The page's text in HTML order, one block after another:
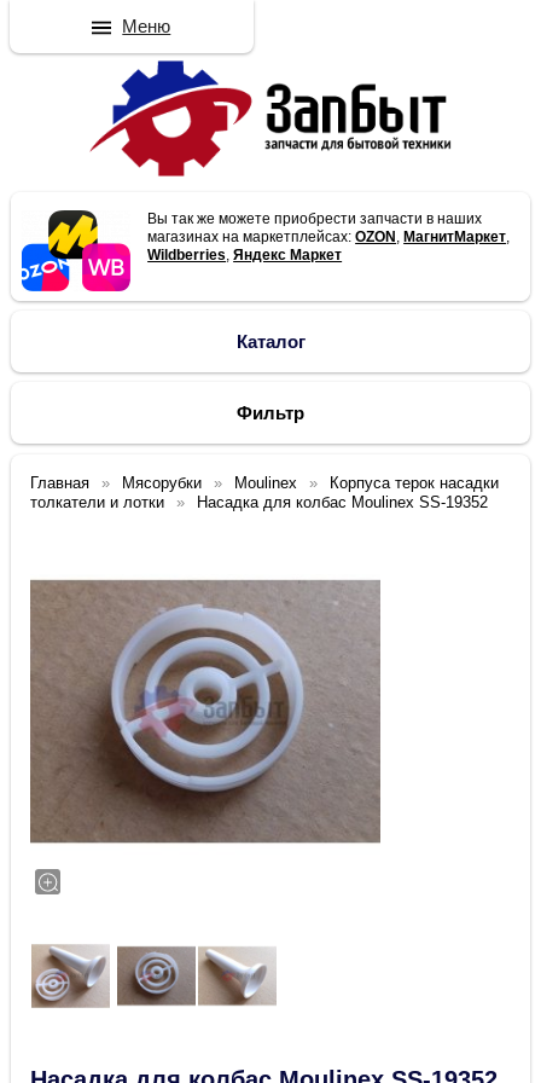
Вы так же можете приобрести запчасти в наших
магазинах на маркетплейсах:OZON , МагнитМаркет,
Wildberries,Яндекс Маркет
Каталог
Фильтр
Главная Мясорубки Moulinex
Корпуса терок насадки
толкатели и лотки
Насадка для колбас Moulinex SS-19352
Меню